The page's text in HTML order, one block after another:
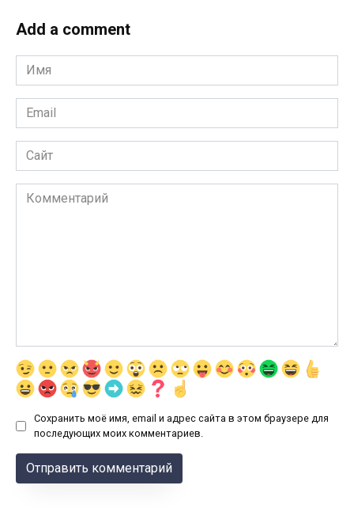
Add a comment
Имя
*
Email
*
Сайт
Комментарий
Сохранить моё имя, email и адрес сайта в этом браузере для
последующих моих комментариев.